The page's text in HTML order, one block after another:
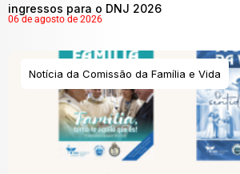
ingressos para o DNJ 2026
06 de agosto de 2026
Notícia da Comissão da Família e Vida